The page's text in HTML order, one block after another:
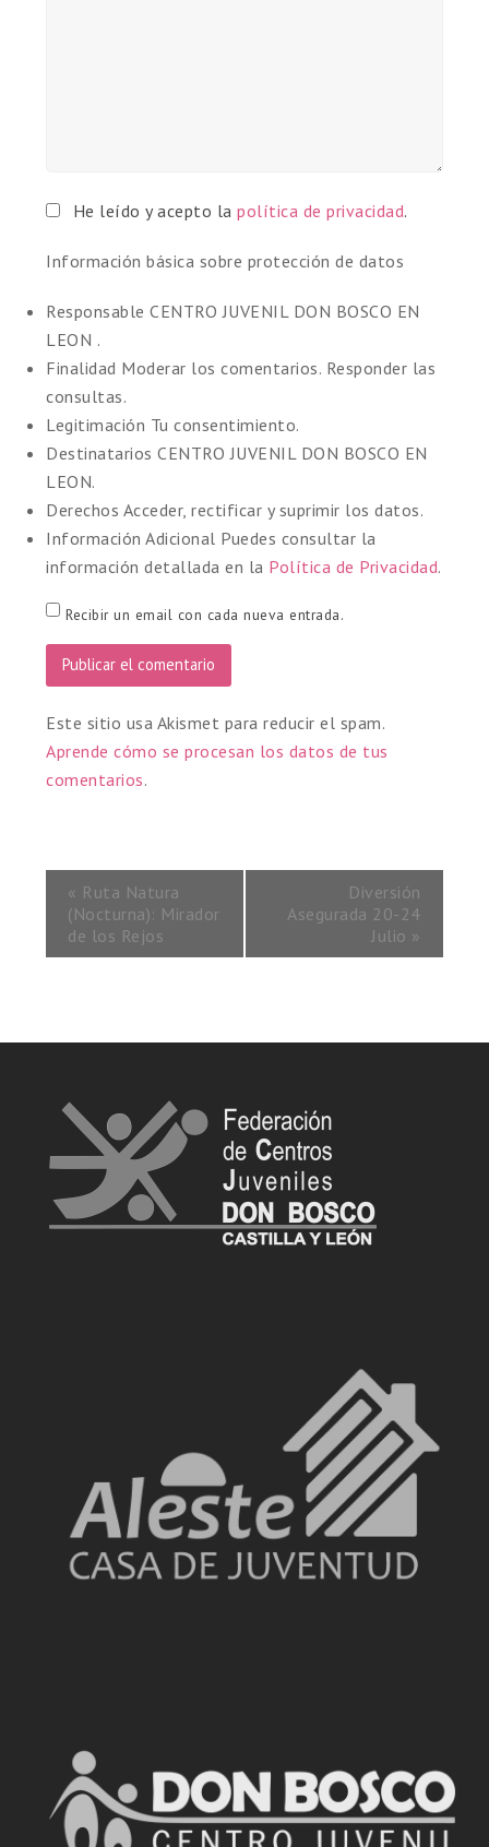
He leído y acepto lapolítica de privacidad.
Información básica sobre protección de datos
Responsable CENTRO JUVENIL DON BOSCO EN
LEON .
Finalidad Moderar los comentarios. Responder las
consultas.
Legitimación Tu consentimiento.
Destinatarios CENTRO JUVENIL DON BOSCO EN
LEON.
Derechos Acceder, rectificar y suprimir los datos.
Información Adicional Puedes consultar la
información detallada en la Política de Privacidad.
Recibir un email con cada nueva entrada.
Este sitio usa Akismet para reducir el spam.
Aprende cómo se procesan los datos de tus
comentarios.
« Ruta Natura
(Nocturna): Mirador
de los Rejos
Diversión
Asegurada 20-24
Julio »